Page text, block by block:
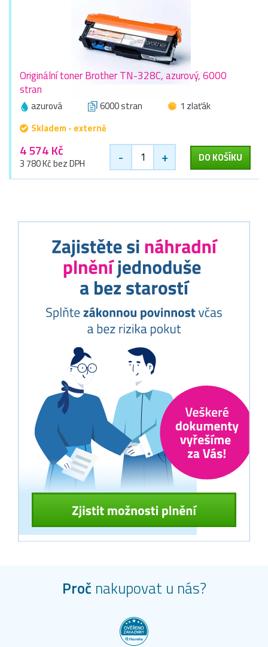
Originální toner Brother TN-328C, azurový, 6000
stran
azurová 6000 stran
1 zlaťák
Skladem - externě
4 574 Kč
3 780 Kč bez DPH - + DO KOŠÍKU
Proč nakupovat u nás?